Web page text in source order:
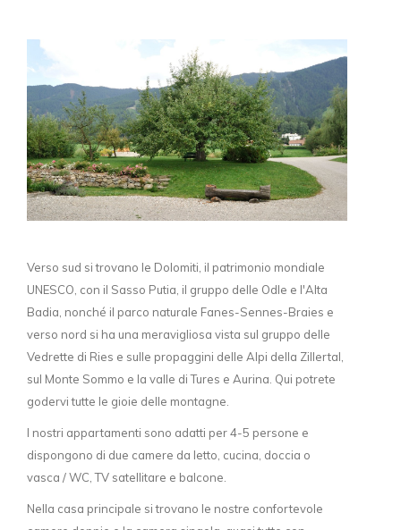
Verso sud si trovano le Dolomiti, il patrimonio mondiale
UNESCO, con il Sasso Putia, il gruppo delle Odle e l'Alta
Badia, nonché il parco naturale Fanes-Sennes-Braies e
verso nord si ha una meravigliosa vista sul gruppo delle
Vedrette di Ries e sulle propaggini delle Alpi della Zillertal,
sul Monte Sommo e la valle di Tures e Aurina. Qui potrete
godervi tutte le gioie delle montagne.
I nostri appartamenti sono adatti per 4-5 persone e
dispongono di due camere da letto, cucina, doccia o
vasca / WC, TV satellitare e balcone.
Nella casa principale si trovano le nostre confortevole